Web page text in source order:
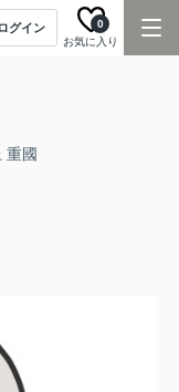
ログイン
お気に入り
0
國